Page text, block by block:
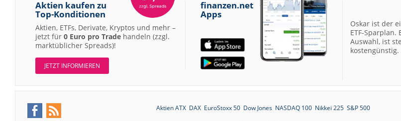
Aktien kaufen zu
Top-Konditionen
Aktien, ETFs, Derivate, Kryptos und mehr –
jetzt für 0 Euro pro Trade handeln (zzgl.
marktüblicher Spreads)!
JETZT INFORMIEREN
finanzen.net
Apps
Oskar ist der
ETF-Sparplan.
Auswahl, ist
kostengünstig.
Aktien ATX DAX EuroStoxx 50 Dow Jones NASDAQ 100 Nikkei 225 S&P 500